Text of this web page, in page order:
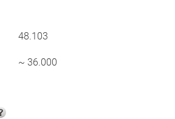
48.103
~ 36.000